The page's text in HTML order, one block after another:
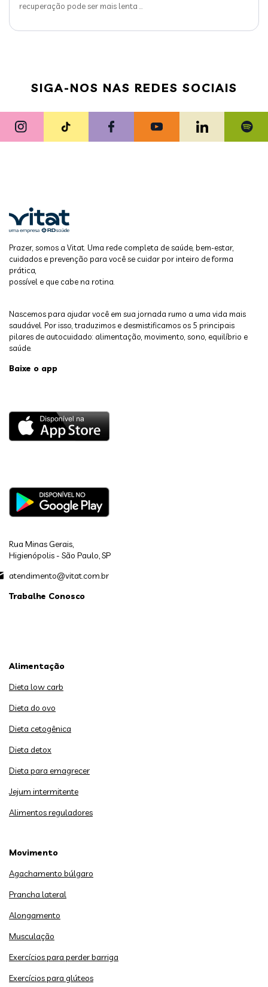
recuperação pode ser mais lenta
SIGA-NOS NAS REDES SOCIAIS
Prazer, somos a Vitat. Uma rede completa de saúde, bem-estar,
cuidados e prevenção para você se cuidar por inteiro de forma
prática,
possível e que cabe na rotina.
Nascemos para ajudar você em sua jornada rumo a uma vida mais
saudável. Por isso, traduzimos e desmistificamos os 5 principais
pilares de autocuidado: alimentação, movimento, sono, equilíbrio e
saúde.
Baixe o app
Rua Minas Gerais,
Higienópolis - São Paulo, SP
atendimento@vitat.com.br
Trabalhe Conosco
Alimentação
Dieta low carb
Dieta do ovo
Dieta cetogênica
Dieta detox
Dieta para emagrecer
Jejum intermitente
Alimentos reguladores
Movimento
Agachamento búlgaro
Prancha lateral
Alongamento
Musculação
Exercícios para perder barriga
Exercícios para glúteos